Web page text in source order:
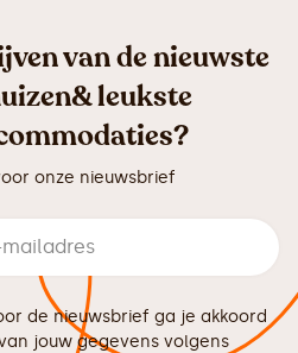
van de nieuwste
leukste
onze nieuwsbrief
de nieuwsbrief ga je akkoord
jouw gegevens volgens